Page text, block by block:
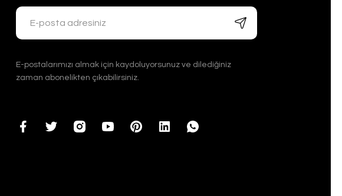
E-postalarımızı almak için kaydoluyorsunuz ve dilediğiniz
zaman abonelikten çıkabilirsiniz.